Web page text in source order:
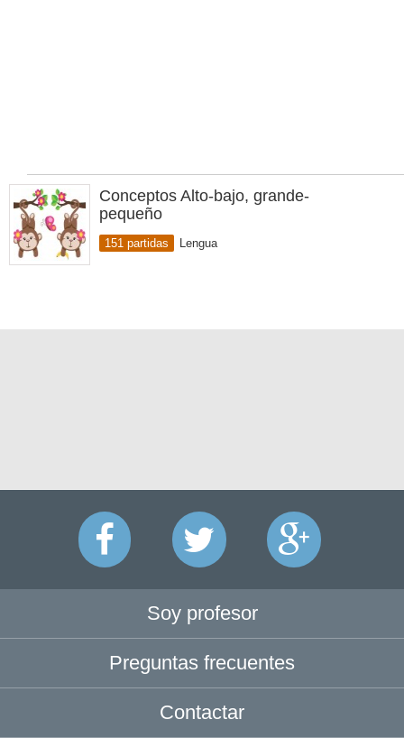
Conceptos Alto-bajo, grande-
pequeño
151 partidas Lengua
Soy profesor
Preguntas frecuentes
Contactar